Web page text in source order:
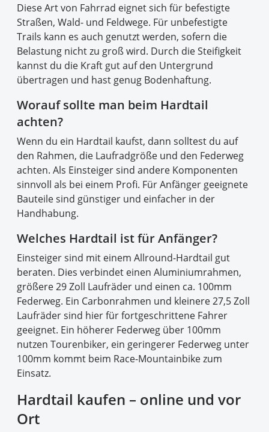
Diese Art von Fahrrad eignet sich für befestigte
Straßen, Wald- und Feldwege. Für unbefestigte
Trails kann es auch genutzt werden, sofern die
Belastung nicht zu groß wird. Durch die Steifigkeit
kannst du die Kraft gut auf den Untergrund
übertragen und hast genug Bodenhaftung.
Worauf sollte man beim Hardtail
achten?
Wenn du ein Hardtail kaufst, dann solltest du auf
den Rahmen, die Laufradgröße und den Federweg
achten. Als Einsteiger sind andere Komponenten
sinnvoll als bei einem Profi. Für Anfänger geeignete
Bauteile sind günstiger und einfacher in der
Handhabung.
Welches Hardtail ist für Anfänger?
Einsteiger sind mit einem Allround-Hardtail gut
beraten. Dies verbindet einen Aluminiumrahmen,
größere 29 Zoll Laufräder und einen ca. 100mm
Federweg. Ein Carbonrahmen und kleinere 27,5 Zoll
Laufräder sind hier für fortgeschrittene Fahrer
geeignet. Ein höherer Federweg über 100mm
nutzen Tourenbiker, ein geringerer Federweg unter
100mm kommt beim Race-Mountainbike zum
Einsatz.
Hardtail kaufen – online und vor
Ort